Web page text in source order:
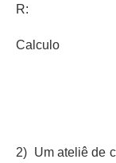
R:
2) Um ateliê de